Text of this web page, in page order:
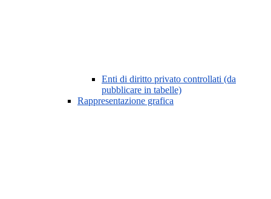
Enti di diritto privato controllati (da
pubblicare in tabelle)
Rappresentazione grafica